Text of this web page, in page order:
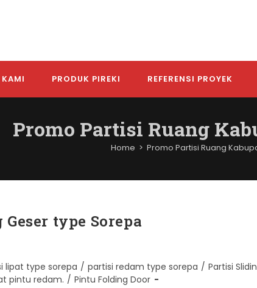
PRODUK PIREKI REFERENSI PROYEK
Promo Partisi Ruang
Home > Promo Partisi Ruang
type Sorepa
lipat type sorepa / partisi redam type sorepa / Partisi
pintu redam. / Pintu Folding Door